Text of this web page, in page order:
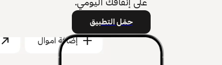
على إنفاقك اليومي.
حمّل التطبيق